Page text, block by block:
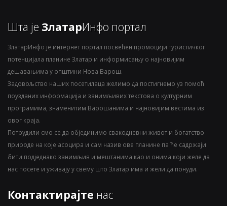
Шта је ЗлатарИнфо портал
ЗлатарИнфо је интернет портал посвећен промоцији туристичког
потенцијала планине Златар и информисању о најновијим
дешавањима у општини Нова Варош.
Задовољство наших посетилаца желимо да постигнемо уз помоћ
поузданих информација и занимљивих текстова о културним
програмима, знаменитим Варошанима и најновијим вестима из
овог краја.
Потрудили смо се да објединимо свакодневни живот и богатство
природе на које асоцира и сам назив ове планине па ће садржаји
бити подједнако занимљив и мештанима као и онима који желе да
нас посете и уживају у свему што Златар има и жели да понуди.
Контактирајте нас